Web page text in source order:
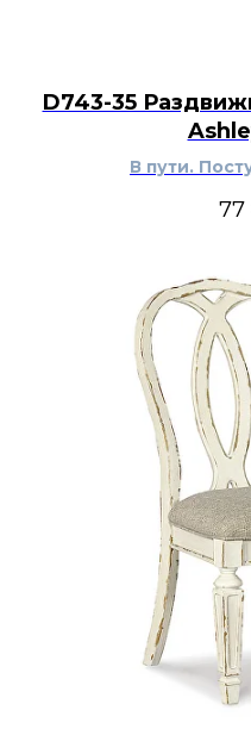
D743-35
В пути.
77